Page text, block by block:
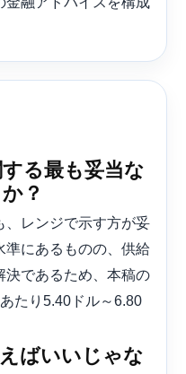
る最も妥当な
？
、レンジで示す方が妥
準にあるものの、供給
決であるため、本稿の
たり5.40ドル～6.80
ばいいじゃな